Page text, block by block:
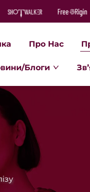
Про Нас
Блоги